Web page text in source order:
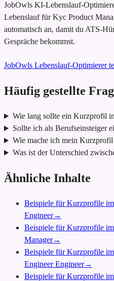
JobOwls KI-Lebenslauf-
Lebenslauf für Kyc Product
automatisch an, damit du ATS-
Gespräche bekommst.
JobOwls Lebenslauf-Optimierer
Häufig gestellte
Wie lang sollte ein Kurzprofil
Sollte ich als Berufseinsteiger
Wie mache ich mein
Was ist der Unterschied
Ähnliche Inhalte
Beispiele für Kurzprofile
Engineer→
Beispiele für Kurzprofile
Manager→
Beispiele für Kurzprofile
Engineer Engineer→
Beispiele für Kurzprofile